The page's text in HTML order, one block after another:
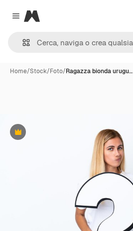
Close menu
Magnific
Home/Stock/Foto/Ragazza bionda urugu…
Premium